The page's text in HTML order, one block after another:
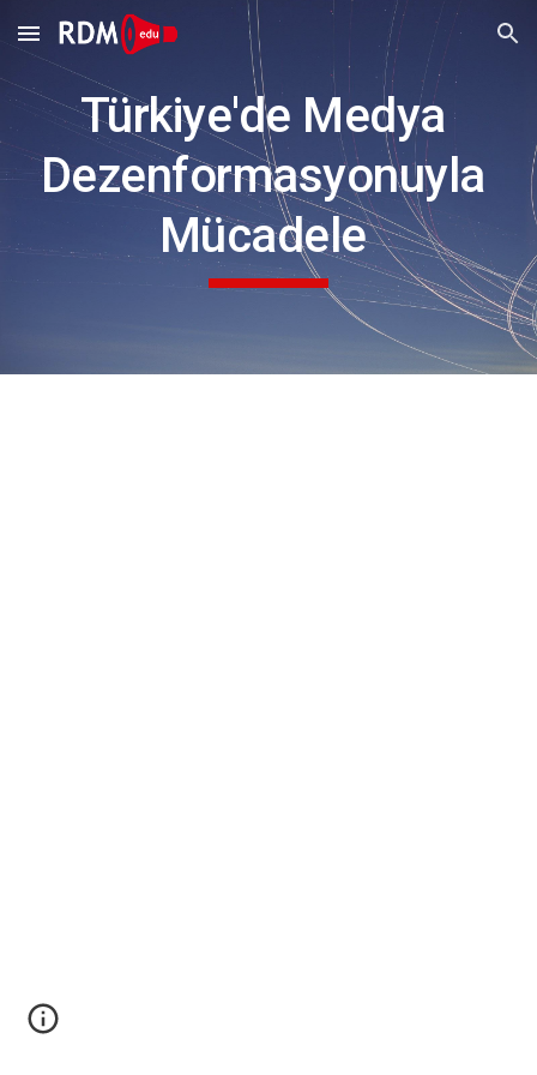
Skip to main content Skip to navigation
Türkiye'de Medya
Dezenformasyonuyla
Mücadele